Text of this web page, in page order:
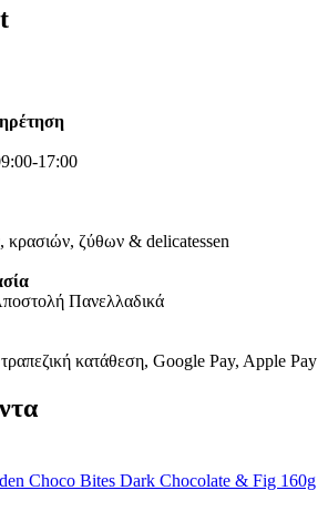
17:00
κρασιών, ζύθων & delicatessen
Πανελλαδικά
κατάθεση, Google Pay, Apple Pay